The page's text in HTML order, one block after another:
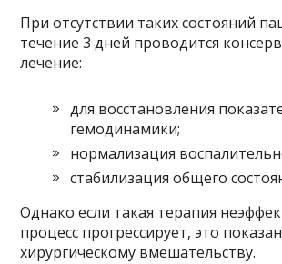
При отсутствии таких состояний
течение 3 дней проводится
лечение:
для восстановления
гемодинамики;
нормализация
стабилизация общего
Однако если такая терапия
процесс прогрессирует, это
хирургическому вмешательству.